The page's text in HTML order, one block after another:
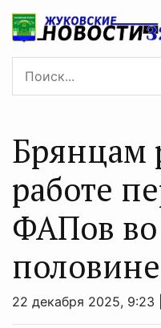
Брянцам
работе
ФАПов
22 декабря 2025, 9:23 |